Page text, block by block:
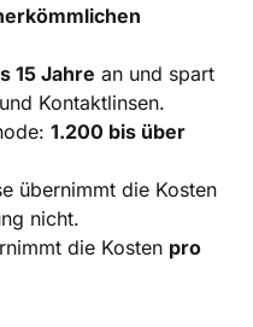
15 Jahre an und spart
Kontaktlinsen.
1.200 bis über
übernimmt die Kosten
nicht.
die Kosten pro